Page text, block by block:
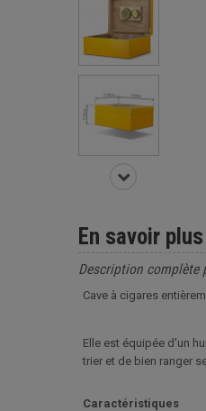
En savoir plus
Description complète
Cave à cigares
Elle est équipée d'un
trier et de bien ranger
Caractéristiques